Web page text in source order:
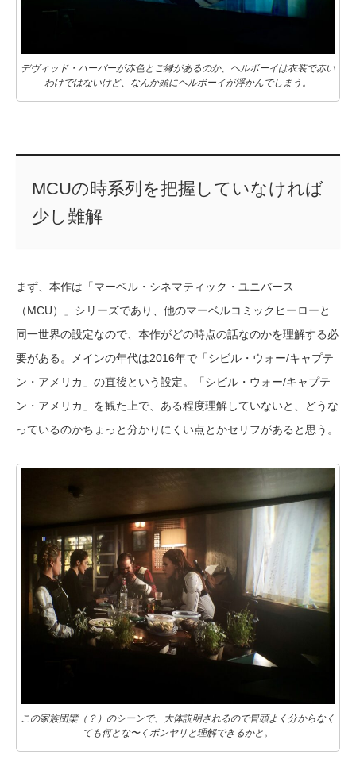
デヴィッド・ハーバーが赤色とご縁があるのか、ヘルボーイは衣装で赤い
わけではないけど、なんか頭にヘルボーイが浮かんでしまう。
MCUの時系列を把握していなければ
少し難解
まず、本作は「マーベル・シネマティック・ユニバース
（MCU）」シリーズであり、他のマーベルコミックヒーローと
同一世界の設定なので、本作がどの時点の話なのかを理解する必
要がある。メインの年代は2016年で「シビル・ウォー/キャプテ
ン・アメリカ」の直後という設定。「シビル・ウォー/キャプテ
ン・アメリカ」を観た上で、ある程度理解していないと、どうな
っているのかちょっと分かりにくい点とかセリフがあると思う。
この家族団欒（？）のシーンで、大体説明されるので冒頭よく分からなく
ても何とな〜くボンヤリと理解できるかと。